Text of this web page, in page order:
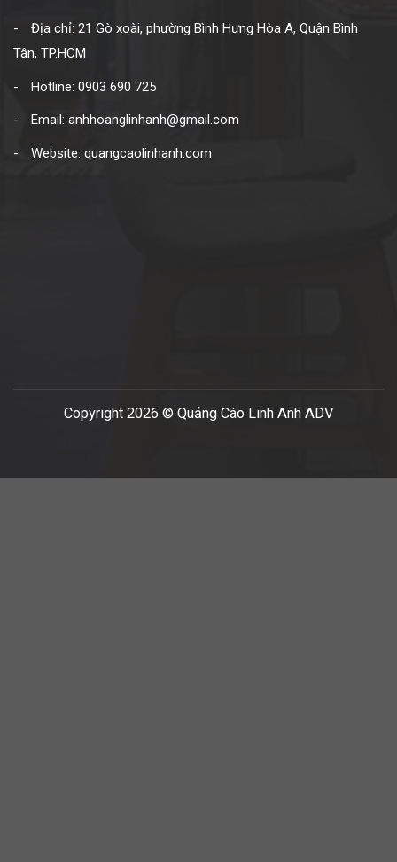
Địa chỉ: 21 Gò xoài, phường Bình Hưng Hòa A, Quận Bình
Tân, TP.HCM
Hotline: 0903 690 725
Email: anhhoanglinhanh@gmail.com
Website: quangcaolinhanh.com
Copyright 2026 © Quảng Cáo Linh Anh ADV